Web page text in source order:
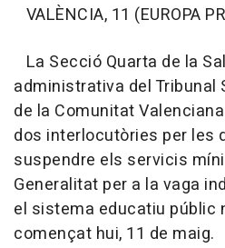
VALÈNCIA, 11 (EUROPA
La Secció Quarta de la
administrativa del Tribunal
de la Comunitat
dos interlocutòries per les
suspendre els servicis
Generalitat per a la vaga
el sistema educatiu públic
començat hui, 11 de maig.